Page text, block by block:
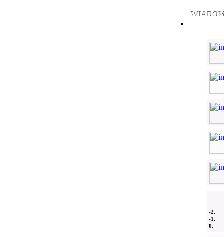
-2.
-1.
0.